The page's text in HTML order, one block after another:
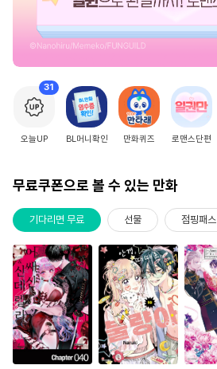
31
오늘UP BL머니확인 만화퀴즈 로맨스단편
무료쿠폰으로 볼 수 있는 만화
기다리면 무료 선물 점핑패스